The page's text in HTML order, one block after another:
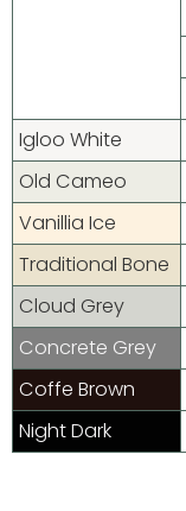
Igloo White
Old Cameo
Vanillia Ice
Traditional Bone
Cloud Grey
Concrete Grey
Coffe Brown
Night Dark